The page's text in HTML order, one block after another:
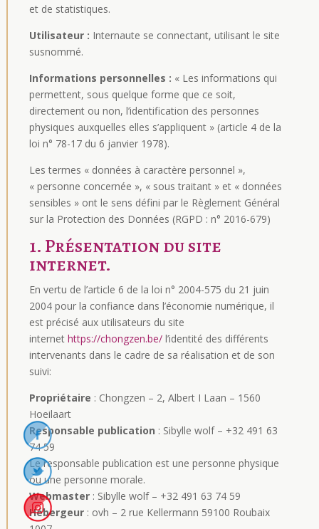
et de statistiques.
Utilisateur : Internaute se connectant, utilisant le site
susnommé.
Informations personnelles : « Les informations qui
permettent, sous quelque forme que ce soit,
directement ou non, l’identification des personnes
physiques auxquelles elles s’appliquent » (article 4 de la
loi n° 78-17 du 6 janvier 1978).
Les termes « données à caractère personnel »,
« personne concernée », « sous traitant » et « données
sensibles » ont le sens défini par le Règlement Général
sur la Protection des Données (RGPD : n° 2016-679)
1. Présentation du site
internet.
En vertu de l’article 6 de la loi n° 2004-575 du 21 juin
2004 pour la confiance dans l’économie numérique, il
est précisé aux utilisateurs du site
internet https://chongzen.be/l’identité des différents
intervenants dans le cadre de sa réalisation et de son
suivi:
Propriétaire : Chongzen – 2, Albert I Laan – 1560
Hoeilaart
Responsable publication : Sibylle wolf – +32 491 63
74 59
Le responsable publication est une personne physique
ou une personne morale.
Webmaster: Sibylle wolf – +32 491 63 74 59
Hébergeur: ovh – 2 rue Kellermann 59100 Roubaix